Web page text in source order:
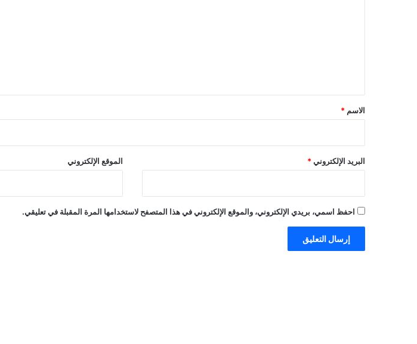
*
الاسم *
البريد الإلكتروني * الموقع الإلكتروني
احفظ اسمي، بريدي الإلكتروني، والموقع الإلكتروني في هذا المتصفح لاستخدامها المرة المقبلة في تعليقي.